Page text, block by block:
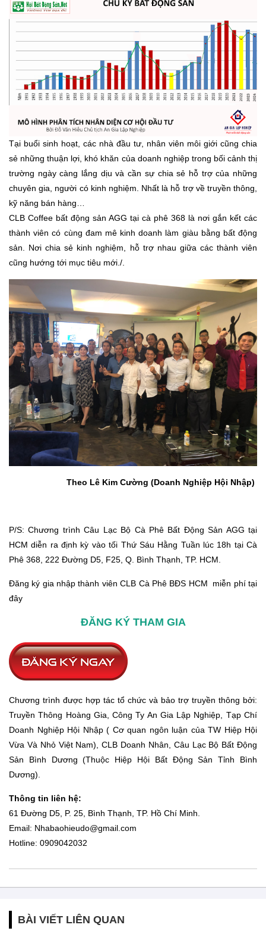
Tại buổi sinh hoạt, các nhà đầu tư, nhân viên môi giới cũng chia
sẻ những thuận lợi, khó khăn của doanh nghiệp trong bối cảnh thị
trường ngày càng lắng dịu và cần sự chia sẻ hỗ trợ của những
chuyên gia, người có kinh nghiệm. Nhất là hỗ trợ về truyền thông,
kỹ năng bán hàng…
CLB Coffee bất động sản AGG tại cà phê 368 là nơi gắn kết các
thành viên có cùng đam mê kinh doanh làm giàu bằng bất động
sản. Nơi chia sẻ kinh nghiệm, hỗ trợ nhau giữa các thành viên
cũng hướng tới mục tiêu mới./.
Theo Lê Kim Cường (Doanh Nghiệp Hội Nhập)
P/S: Chương trình Câu Lạc Bộ Cà Phê Bất Động Sản AGG tại
HCM diễn ra định kỳ vào tối Thứ Sáu Hằng Tuần lúc 18h tại Cà
Phê 368, 222 Đường D5, F25, Q. Bình Thạnh, TP. HCM.
Đăng ký gia nhập thành viên CLB Cà Phê BĐS HCM miễn phí tại
đây
ĐĂNG KÝ THAM GIA
Chương trình được hợp tác tổ chức và bảo trợ truyền thông bởi:
Truyền Thông Hoàng Gia, Công Ty An Gia Lập Nghiệp, Tạp Chí
Doanh Nghiệp Hội Nhập ( Cơ quan ngôn luận của TW Hiệp Hội
Vừa Và Nhỏ Việt Nam), CLB Doanh Nhân, Câu Lạc Bộ Bất Động
Sản Bình Dương (Thuộc Hiệp Hội Bất Động Sản Tỉnh Bình
Dương).
Thông tin liên hệ:
61 Đường D5, P. 25, Bình Thạnh, TP. Hồ Chí Minh.
Email: Nhabaohieudo@gmail.com
Hotline: 0909042032
BÀI VIẾT LIÊN QUAN